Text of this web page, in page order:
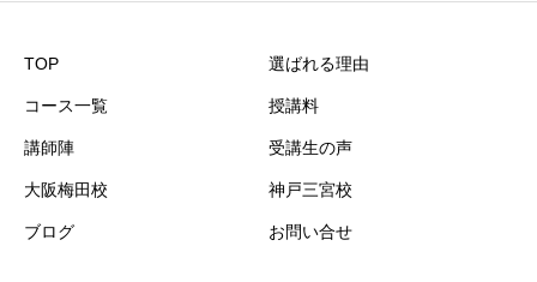
TOP 選ばれる理由
コース一覧 授講料
講師陣 受講生の声
大阪梅田校 神戸三宮校
ブログ お問い合せ